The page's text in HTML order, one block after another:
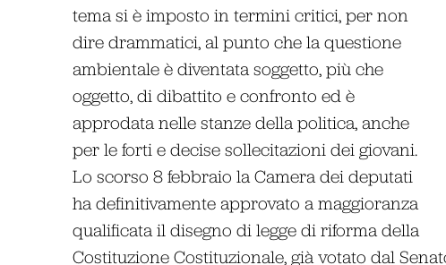
tema si è imposto in termini critici, per non
dire drammatici, al punto che la questione
ambientale è diventata soggetto, più che
oggetto, di dibattito e confronto ed è
approdata nelle stanze della politica, anche
per le forti e decise sollecitazioni dei giovani.
Lo scorso 8 febbraio la Camera dei deputati
ha definitivamente approvato a maggioranza
qualificata il disegno di legge di riforma della
Costituzione Costituzionale, già votato dal